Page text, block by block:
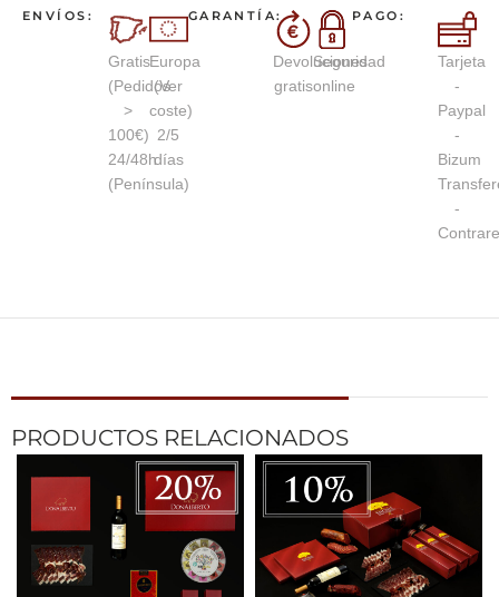
ENVÍOS:
Gratis
(Pedidos
>
100€)
24/48h
(Península)
Europa
(Ver
coste)
2/5
días
GARANTÍA:
Devoluciones
gratis
Seguridad
online
PAGO:
Tarjeta
-
Paypal
-
Bizum
-
PRODUCTOS RELACIONADOS